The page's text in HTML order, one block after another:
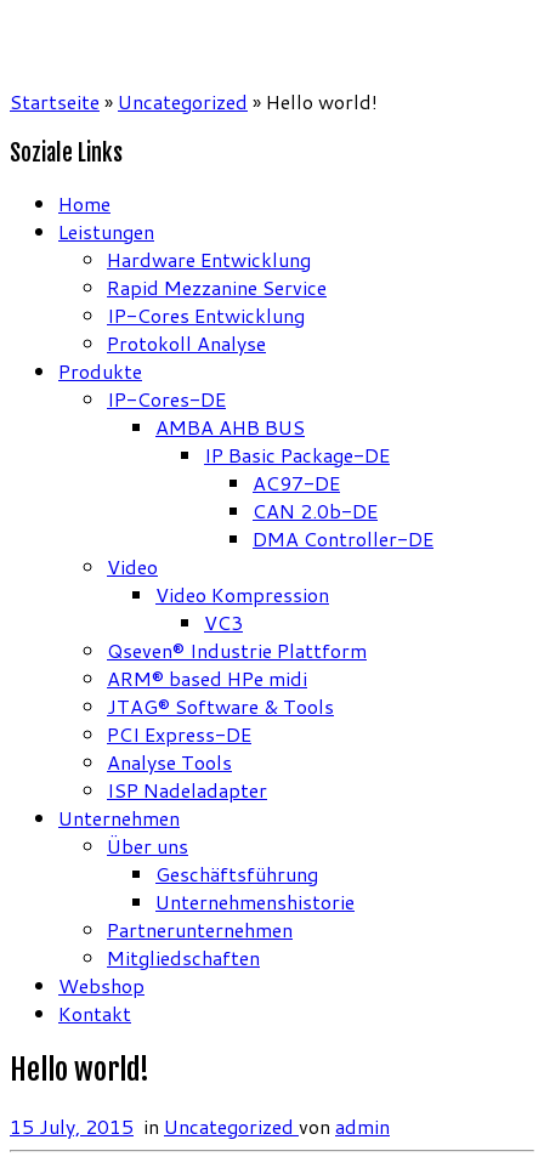
Startseite » Uncategorized » Hello world!
Soziale Links
Home
Leistungen
Hardware Entwicklung
Rapid Mezzanine Service
IP-Cores Entwicklung
Protokoll Analyse
Produkte
IP-Cores-DE
AMBA AHB BUS
IP Basic Package-DE
AC97-DE
CAN 2.0b-DE
DMA Controller-DE
Video
Video Kompression
VC3
Qseven® Industrie Plattform
ARM® based HPe midi
JTAG® Software & Tools
PCI Express-DE
Analyse Tools
ISP Nadeladapter
Unternehmen
Über uns
Geschäftsführung
Unternehmenshistorie
Partnerunternehmen
Mitgliedschaften
Webshop
Kontakt
Hello world!
15 July, 2015 in Uncategorized von admin